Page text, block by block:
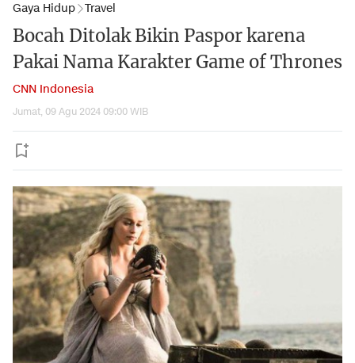
Gaya Hidup Travel
Bocah Ditolak Bikin Paspor karena
Pakai Nama Karakter Game of Thrones
CNN Indonesia
Jumat, 09 Agu 2024 09:00 WIB